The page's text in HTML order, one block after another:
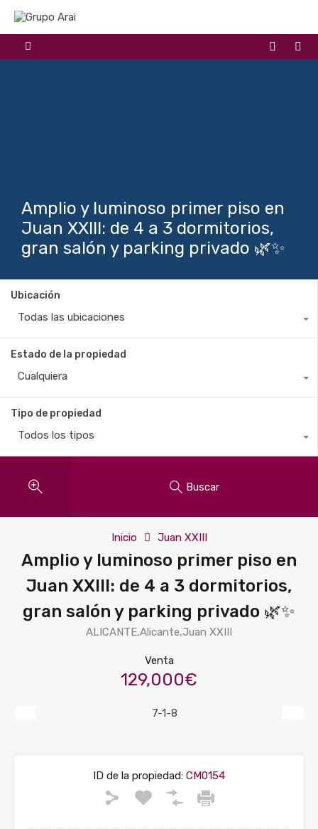
Amplio y luminoso primer piso en
Juan XXIII: de 4 a 3 dormitorios,
gran salón y parking privado 🌿✨
Ubicación
Todas las ubicaciones
Estado de la propiedad
Cualquiera
Tipo de propiedad
Todos los tipos
Buscar
Inicio Juan XXIII
Amplio y luminoso primer piso en
Juan XXIII: de 4 a 3 dormitorios,
gran salón y parking privado 🌿✨
ALICANTE,Alicante,Juan XXIII
Venta
129,000€
ID de la propiedad: CM0154